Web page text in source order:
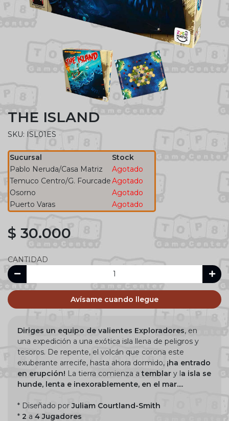
THE ISLAND
SKU: ISL01ES
Sucursal
Stock
Pablo Neruda/Casa Matriz
Agotado
Temuco Centro/G. FourcadeAgotado
Osorno
Agotado
Puerto Varas
Agotado
$ 30.000
CANTIDAD
Avísame cuando llegue
Diriges un equipo de valientes Exploradores, en
una expedición a una exótica isla llena de peligros y
tesoros. De repente, el volcán que corona este
exuberante arrecife, hasta ahora dormido, ¡ha entrado
en erupción! La tierra comienza atemblar y la isla se
hunde, lenta e inexorablemente, en el mar....
* Diseñado porJuliam Courtland-Smith
* 2 a 4 Jugadores